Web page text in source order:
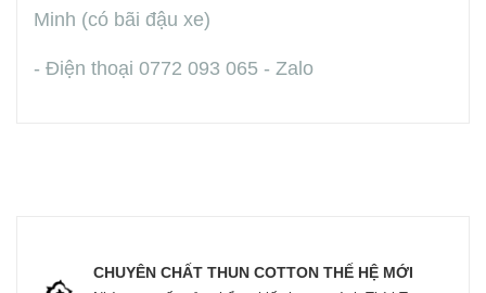
Minh (có bãi đậu xe)
- Điện thoại 0772 093 065 - Zalo
CHUYÊN CHẤT THUN COTTON THẾ HỆ MỚI